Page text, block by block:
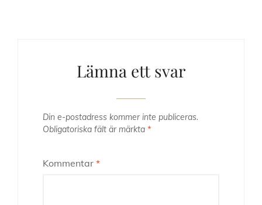
Lämna ett svar
Din e-postadress kommer inte publiceras.
Obligatoriska fält är märkta *
Kommentar *